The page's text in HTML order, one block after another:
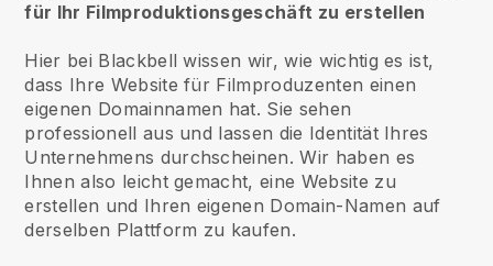
für Ihr Filmproduktionsgeschäft zu erstellen
Hier bei Blackbell wissen wir, wie wichtig es ist,
dass Ihre Website für Filmproduzenten einen
eigenen Domainnamen hat. Sie sehen
professionell aus und lassen die Identität Ihres
Unternehmens durchscheinen. Wir haben es
Ihnen also leicht gemacht, eine Website zu
erstellen und Ihren eigenen Domain-Namen auf
derselben Plattform zu kaufen.